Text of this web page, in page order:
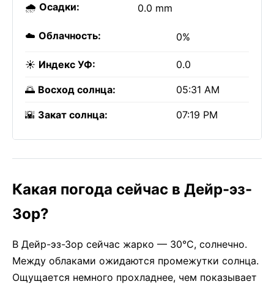
🌧️ Осадки: 0.0 mm
☁️ Облачность: 0%
☀️ Индекс УФ: 0.0
🌅 Восход солнца: 05:31 AM
🌇 Закат солнца: 07:19 PM
Какая погода сейчас в Дейр-эз-
Зор?
В Дейр-эз-Зор сейчас жарко — 30°C, солнечно.
Между облаками ожидаются промежутки солнца.
Ощущается немного прохладнее, чем показывает